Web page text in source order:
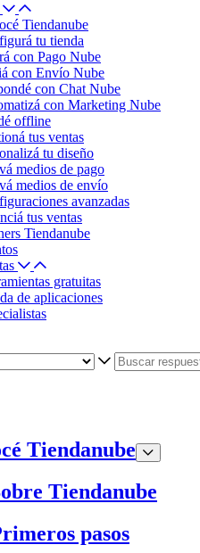
Tiendanube
tu tienda
con Pago Nube
con Envío Nube
con Chat Nube
con Marketing Nube
offline
tus ventas
tu diseño
medios de pago
medios de envío
avanzadas
tus ventas
Tiendanube
gratuitas
de aplicaciones
Tiendanube
Tiendanube
pasos